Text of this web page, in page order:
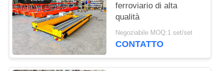
ferroviario di alta
qualità
Negoziabile MOQ:1 set/set
CONTATTO